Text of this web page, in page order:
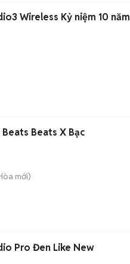
Wireless Kỷ niệm 10 năm
Beats X Bạc
mới)
Pro Đen Like New